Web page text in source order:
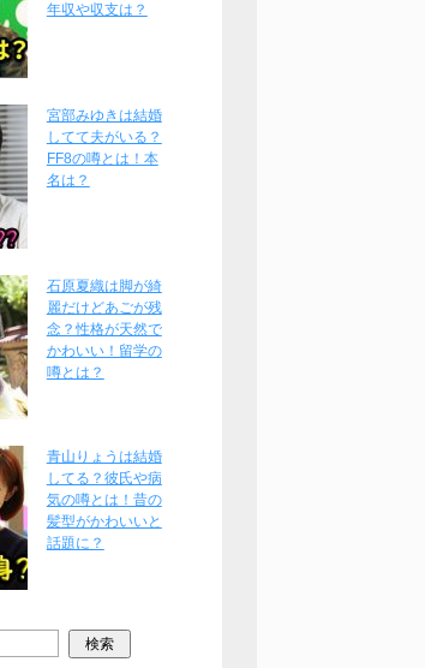
年収や収支は？
宮部みゆきは結婚
してて夫がいる？
FF8の噂とは！本
名は？
石原夏織は脚が綺
麗だけどあごが残
念？性格が天然で
かわいい！留学の
噂とは？
青山りょうは結婚
してる？彼氏や病
気の噂とは！昔の
髪型がかわいいと
話題に？